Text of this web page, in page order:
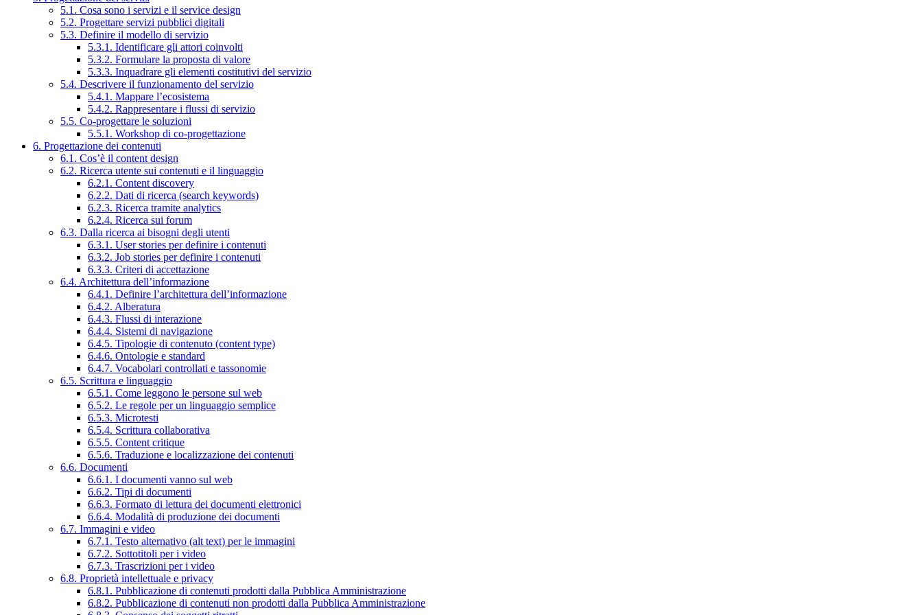
5.1. Cosa sono i servizi e il service design
5.2. Progettare servizi pubblici digitali
5.3. Definire il modello di servizio
5.3.1. Identificare gli attori coinvolti
5.3.2. Formulare la proposta di valore
5.3.3. Inquadrare gli elementi costitutivi del servizio
5.4. Descrivere il funzionamento del servizio
5.4.1. Mappare l’ecosistema
5.4.2. Rappresentare i flussi di servizio
5.5. Co-progettare le soluzioni
5.5.1. Workshop di co-progettazione
6. Progettazione dei contenuti
6.1. Cos’è il content design
6.2. Ricerca utente sui contenuti e il linguaggio
6.2.1. Content discovery
6.2.2. Dati di ricerca (search keywords)
6.2.3. Ricerca tramite analytics
6.2.4. Ricerca sui forum
6.3. Dalla ricerca ai bisogni degli utenti
6.3.1. User stories per definire i contenuti
6.3.2. Job stories per definire i contenuti
6.3.3. Criteri di accettazione
6.4. Architettura dell’informazione
6.4.1. Definire l’architettura dell’informazione
6.4.2. Alberatura
6.4.3. Flussi di interazione
6.4.4. Sistemi di navigazione
6.4.5. Tipologie di contenuto (content type)
6.4.6. Ontologie e standard
6.4.7. Vocabolari controllati e tassonomie
6.5. Scrittura e linguaggio
6.5.1. Come leggono le persone sul web
6.5.2. Le regole per un linguaggio semplice
6.5.3. Microtesti
6.5.4. Scrittura collaborativa
6.5.5. Content critique
6.5.6. Traduzione e localizzazione dei contenuti
6.6. Documenti
6.6.1. I documenti vanno sul web
6.6.2. Tipi di documenti
6.6.3. Formato di lettura dei documenti elettronici
6.6.4. Modalità di produzione dei documenti
6.7. Immagini e video
6.7.1. Testo alternativo (alt text) per le immagini
6.7.2. Sottotitoli per i video
6.7.3. Trascrizioni per i video
6.8. Proprietà intellettuale e privacy
6.8.1. Pubblicazione di contenuti prodotti dalla Pubblica Amministrazione
6.8.2. Pubblicazione di contenuti non prodotti dalla Pubblica Amministrazione